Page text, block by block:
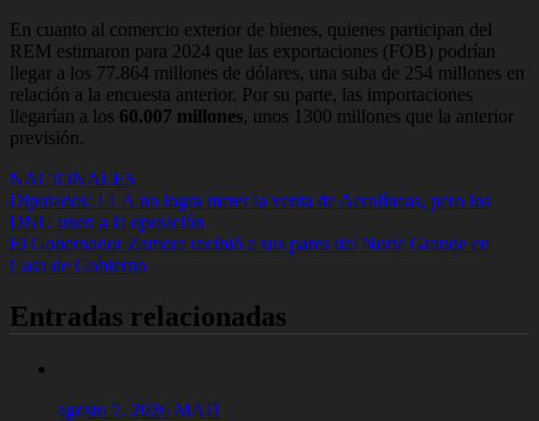
En cuanto al comercio exterior de bienes, quienes participan del
REM estimaron para 2024 que las exportaciones (FOB) podrían
llegar a los 77.864 millones de dólares, una suba de 254 millones en
relación a la encuesta anterior. Por su parte, las importaciones
llegarían a los 60.007 millones, unos 1300 millones que la anterior
previsión.
NACIONALES
Navegación
de
entradas
Diputados: LLA no logra meter la venta de Aerolíneas, pero los
DNU unen a la oposición
El Gobernador Zamora recibió a sus pares del Norte Grande en
Casa de Gobierno
Entradas relacionadas
agosto 7, 2026 MAD